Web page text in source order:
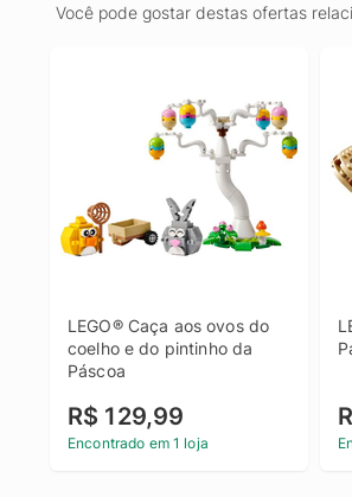
Você pode gostar destas ofertas
LEGO® Caça aos ovos do
coelho e do pintinho da
Páscoa
R$ 129,99
Encontrado em 1 loja